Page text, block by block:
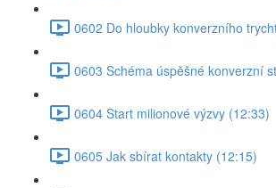
0602 Do hloubky konverzního
0603 Schéma úspěšné konverzní
0604 Start milionové výzvy (12:33)
0605 Jak sbírat kontakty (12:15)